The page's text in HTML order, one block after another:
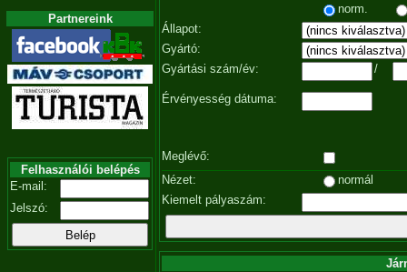
Partnereink
Felhasználói belépés
E-mail:
Jelszó:
norm.
Állapot:
Gyártó:
Gyártási szám/év:
/
Érvényesség dátuma:
Meglévő:
Nézet:
normál
Kiemelt pályaszám: